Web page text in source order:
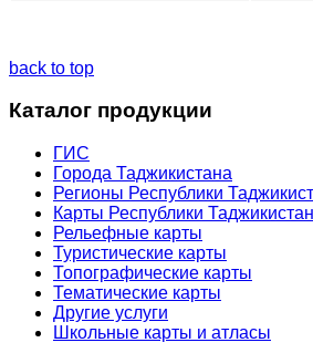
back to top
Каталог продукции
ГИС
Города Таджикистана
Регионы Республики
Карты Республики Таджикистан
Рельефные карты
Туристические карты
Топографические карты
Тематические карты
Другие услуги
Школьные карты и атласы